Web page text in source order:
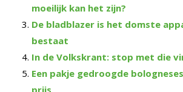
moeilijk kan het zijn?
De bladblazer is het domste
bestaat
In de Volkskrant: stop met die
Een pakje gedroogde